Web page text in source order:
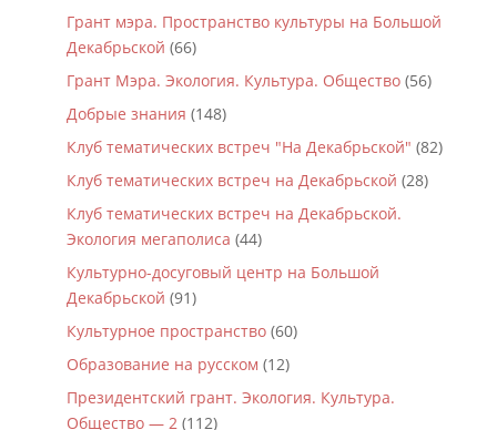
Грант мэра. Пространство культуры на Большой
Декабрьской (66)
Грант Мэра. Экология. Культура. Общество(56)
Добрые знания (148)
Клуб тематических встреч "На Декабрьской" (82)
Клуб тематических встреч на Декабрьской (28)
Клуб тематических встреч на Декабрьской.
Экология мегаполиса (44)
Культурно-досуговый центр на Большой
Декабрьской (91)
Культурное пространство(60)
Образование на русском (12)
Президентский грант. Экология. Культура.
Общество — 2(112)